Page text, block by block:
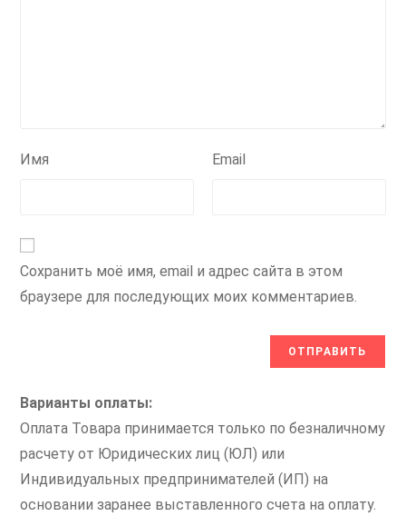
Имя Email
Сохранить моё имя, email и адрес сайта в этом
браузере для последующих моих комментариев.
Варианты оплаты:
Оплата Товара принимается только по безналичному
расчету от Юридических лиц (ЮЛ) или
Индивидуальных предпринимателей (ИП) на
основании заранее выставленного счета на оплату.